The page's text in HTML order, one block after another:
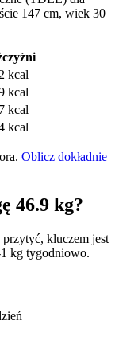
147 cm, wiek 30
kcal
kcal
kcal
kcal
Oblicz dokładnie
46.9 kg?
przytyć, kluczem jest
kg tygodniowo.